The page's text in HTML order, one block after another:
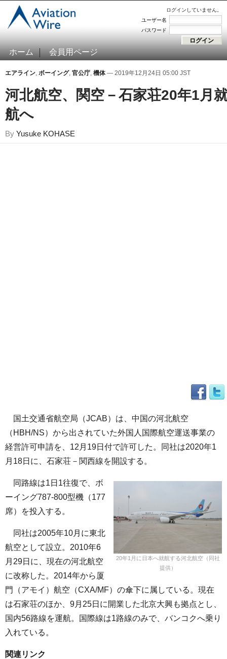
ログインしていません。
ユーザー名
パスワード
ホーム 会員用ページ
エアライン, ボーイング, 官公庁, 機体— 2019年12月24日 05:00 JST
河北航空、関空－石家荘20年1月
航へ
By Yusuke KOHASE
国土交通省航空局（JCAB）は、中国の河北航空
（HBH/NS）から出されていた外国人国際航空運送事業の
経営許可申請を、12月19日付で許可した。同社は2020年1
月18日に、石家荘－関西線を開設する。
20年1月に日本へ就航する河北航空（同社
提供）
同路線は1日1往復で、ボ
ーイング787-800型機（177
席）を投入する。
同社は2005年10月に東北
航空として設立。2010年6
月29日に、現在の河北航空
に改称した。2014年から厦
門（アモイ）航空（CXA/MF）の傘下に属している。現在
は石家荘のほか、9月25日に開業した北京大興も拠点とし、
国内56路線を運航。国際線は1路線のみで、バンコクへ乗り
入れている。
関連リンク